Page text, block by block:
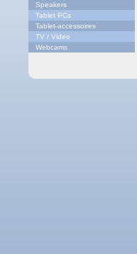
Speakers
Tablet PCs
Tablet-accessoires
TV / Video
Webcams